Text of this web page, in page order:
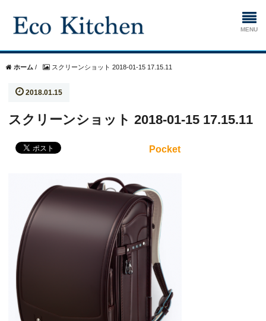
ホーム
生ゴミ処理機
ホーム / スクリーンショット 2018-01-15 17.15.11
2018.01.15
スクリーンショット 2018-01-15 17.15.11
Pocket